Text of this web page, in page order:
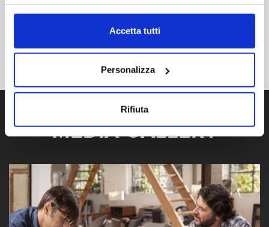
Accetta tutti
Personalizza
Rifiuta
MEDIA GALLERY